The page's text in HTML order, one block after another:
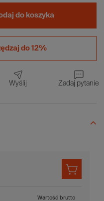
do koszyka
do 12%
Wyślij Zadaj pytanie
Wartość brutto